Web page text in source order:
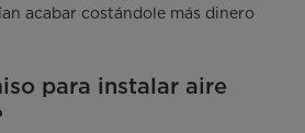
acabar costándole más dinero
para instalar aire